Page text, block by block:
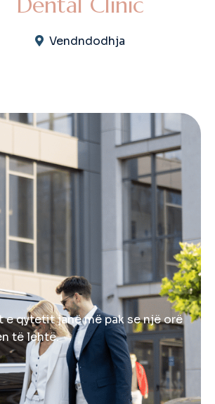
Vendndodhja
qytetit janë më pak se një orë
të lehtë.